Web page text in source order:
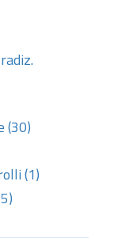
(30)
(1)